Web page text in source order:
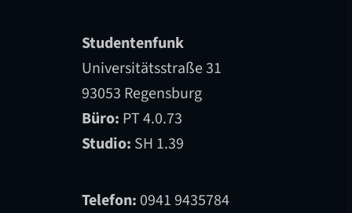
Studentenfunk
Universitätsstraße 31
93053 Regensburg
Büro: PT 4.0.73
Studio: SH 1.39
Telefon: 0941 9435784